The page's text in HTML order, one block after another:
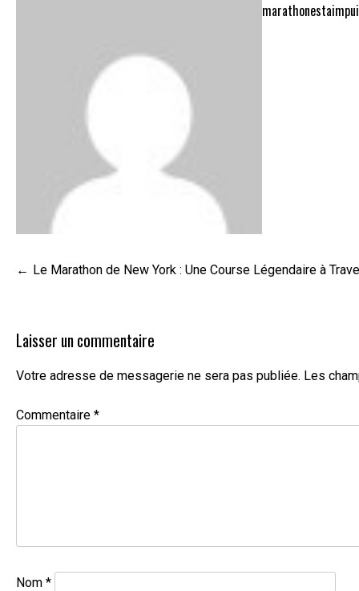
Navigation
Le Marathon de New York : Une Course Légendaire à
Laisser un commentaire
Votre adresse de messagerie ne sera pas publiée. Les
Commentaire *
Nom *